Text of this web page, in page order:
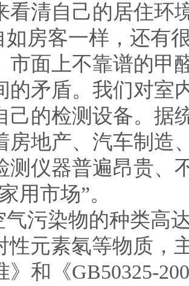
看清自己的居住环
如房客一样，还有
市面上不靠谱的甲
的矛盾。我们对室
己的检测设备。据
房地产、汽车制造
测仪器普遍昂贵、
用市场”。
气污染物的种类高
性元素氡等物质，
》和《GB50325-